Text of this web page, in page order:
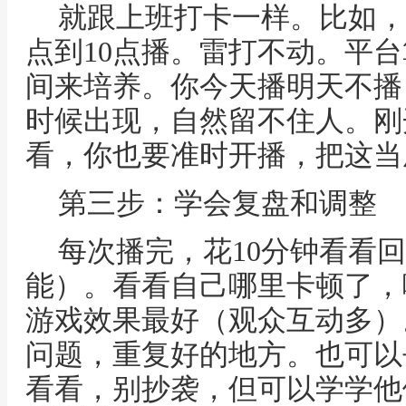
就跟上班打卡一样。比如
点到10点播。雷打不动。平
间来培养。你今天播明天不
时候出现，自然留不住人。
看，你也要准时开播，把这
第三步：学会复盘和调整
每次播完，花10分钟看看
能）。看看自己哪里卡顿了
游戏效果最好（观众互动多
问题，重复好的地方。也可
看看，别抄袭，但可以学学